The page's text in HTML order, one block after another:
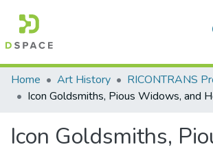
Statistics
Communities & Collections
All of DSpace
Home Art History
RICONTRANS
Icon Goldsmiths, Pious Widows, and
Icon Goldsmiths,